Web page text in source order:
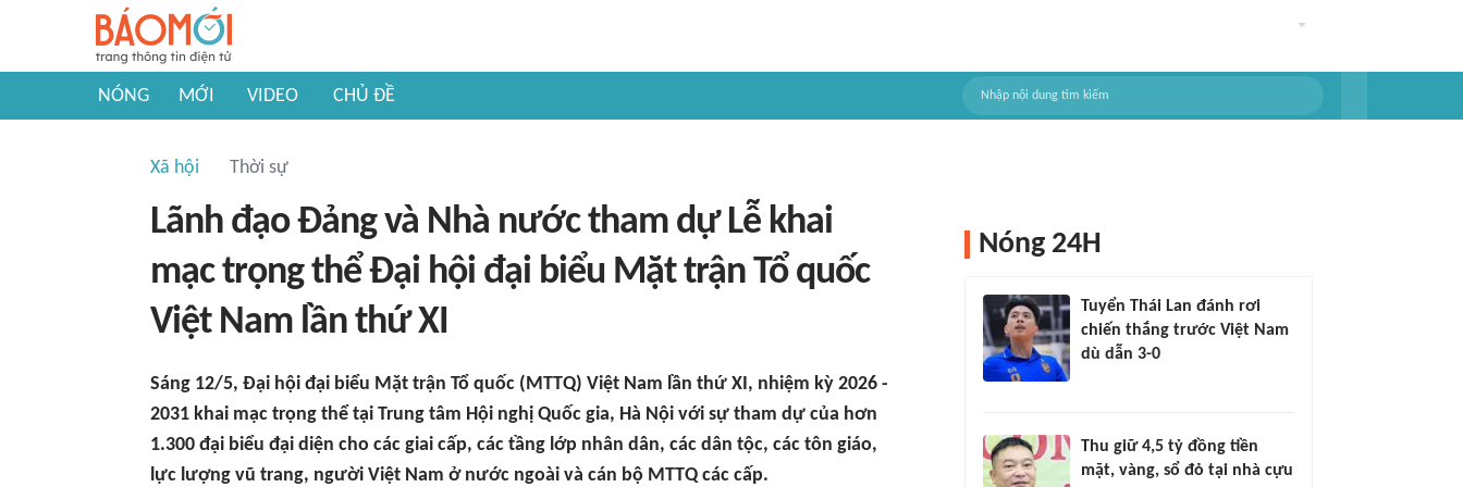
NÓNG MỚI VIDEO CHỦ ĐỀ
Xã hội Thời sự
Lãnh đạo Đảng và Nhà nước tham dự Lễ khai
mạc trọng thể Đại hội đại biểu Mặt trận Tổ quốc
Việt Nam lần thứ XI
Sáng 12/5, Đại hội đại biểu Mặt trận Tổ quốc (MTTQ) Việt Nam lần thứ XI, nhiệm kỳ 2026 -
2031 khai mạc trọng thể tại Trung tâm Hội nghị Quốc gia, Hà Nội với sự tham dự của hơn
1.300 đại biểu đại diện cho các giai cấp, các tầng lớp nhân dân, các dân tộc, các tôn giáo,
lực lượng vũ trang, người Việt Nam ở nước ngoài và cán bộ MTTQ các cấp.
Nóng 24H
Tuyển Thái Lan đánh rơi
chiến thắng trước Việt Nam
dù dẫn 3-0
Thu giữ 4,5 tỷ đồng tiền
mặt, vàng, sổ đỏ tại nhà cựu